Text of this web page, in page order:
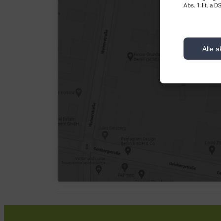
Abs. 1 lit. a
Alle